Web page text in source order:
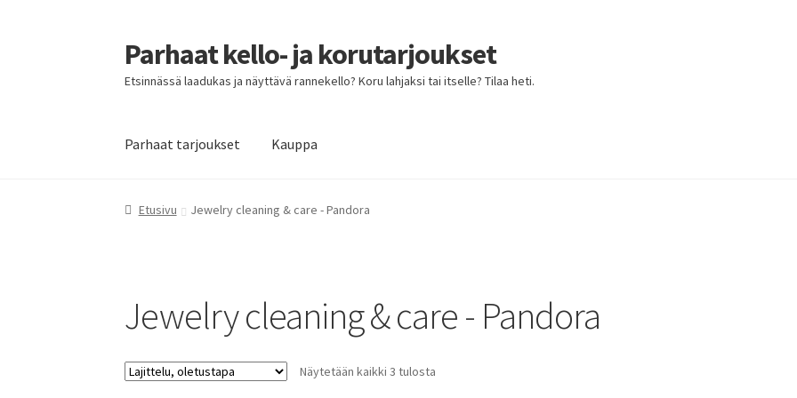
Siirry
navigointiin
Siirry
sisältöön
Parhaat kello- ja korutarjoukset
Etsinnässä laadukas ja näyttävä rannekello? Koru lahjaksi tai itselle? Tilaa heti.
Parhaat tarjoukset Kauppa
Etusivu Parhaat tarjoukset
Etusivu Jewelry cleaning & care - Pandora
Jewelry cleaning & care - Pandora
Näytetään kaikki 3 tulosta